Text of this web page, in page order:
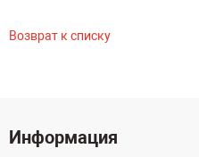
Возврат к списку
Информация